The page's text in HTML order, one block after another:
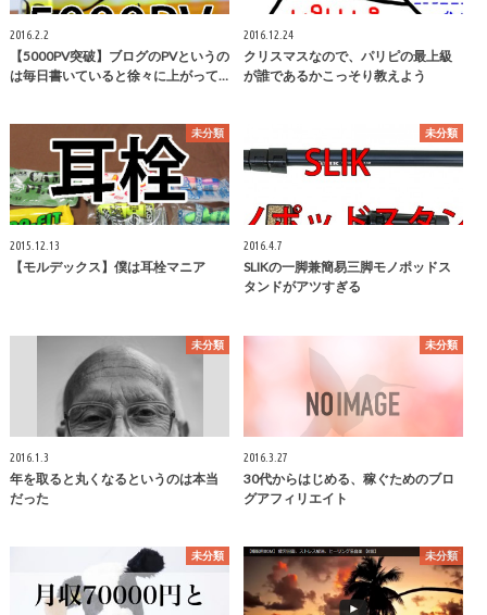
2016.2.2
【5000PV突破】ブログのPVというの
は毎日書いていると徐々に上がって…
2016.12.24
クリスマスなので、パリピの最上級
が誰であるかこっそり教えよう
未分類
2015.12.13
【モルデックス】僕は耳栓マニア
未分類
2016.4.7
SLIKの一脚兼簡易三脚モノポッドス
タンドがアツすぎる
未分類
2016.1.3
年を取ると丸くなるというのは本当
だった
未分類
2016.3.27
30代からはじめる、稼ぐためのブロ
グアフィリエイト
未分類 未分類